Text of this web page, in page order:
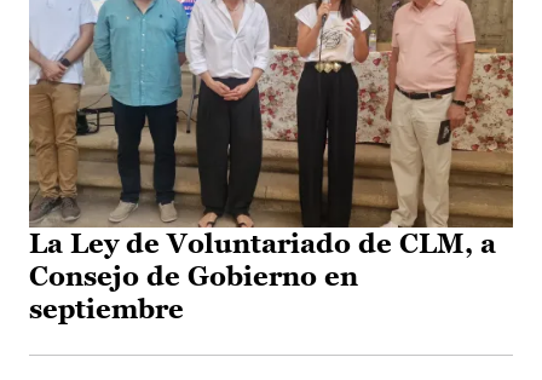
La Ley de Voluntariado de CLM, a
Consejo de Gobierno en
septiembre